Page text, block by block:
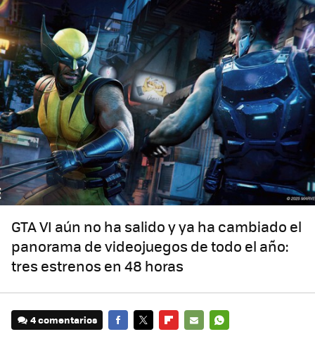
GTA VI aún no ha salido y ya ha cambiado el
panorama de videojuegos de todo el año:
tres estrenos en 48 horas
4 comentarios